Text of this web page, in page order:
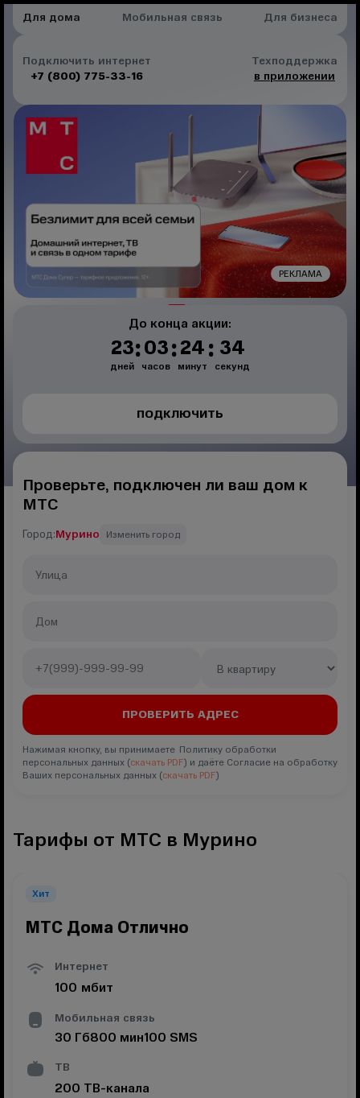
Для дома Мобильная связь Для бизнеса
Подключить интернет
+7 (800) 775-33-16
Техподдержка
в приложении
РЕКЛАМА
До конца акции:
23
дней:03
часов:24
минут: 33
секунд
ПОДКЛЮЧИТЬ
Проверьте, подключен ли ваш дом к
МТС
Город:Мурино Изменить город
Нажимая кнопку, вы принимаете Политику обработки
персональных данных (скачать PDF) и даёте Согласие на обработку
Ваших персональных данных (скачать PDF)
Тарифы от МТС в Мурино
Хит
МТС Дома Отлично
Интернет
100 мбит
Мобильная связь
30 Гб800 мин100 SMS
ТВ
200 ТВ-канала